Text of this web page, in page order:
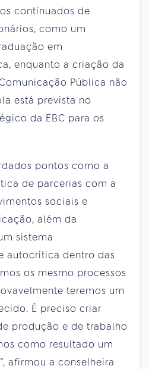
continuados de
como um
em
enquanto a criação da
Pública não
está prevista no
da EBC para os
pontos como a
de parcerias com a
sociais e
além da
sistema
autocrítica dentro das
os mesmo processos
teremos um
É preciso criar
produção e de trabalho
como resultado um
afirmou a conselheira